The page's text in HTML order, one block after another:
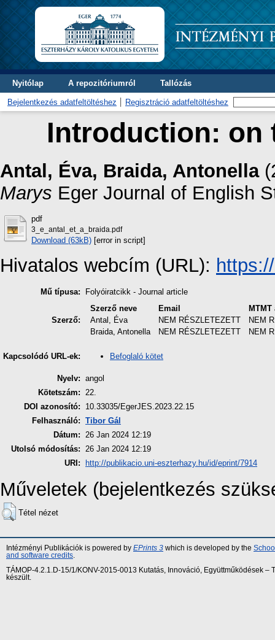
Nyitólap A repozitóriumról Tallózás
Bejelentkezés adatfeltöltéshez Regisztráció adatfeltöltéshez
Introduction: on
Antal, Éva, Braida, Antonella
Marys Eger Journal of English
pdf
3_e_antal_et_a_braida.pdf
Download (63kB) [error in script]
Hivatalos webcím (URL):
Mű típusa: Folyóiratcikk - Journal article
Szerző:
Szerző neve Email
Antal, Éva
NEM RÉSZLETEZETT
NEM
Braida, Antonella
NEM RÉSZLETEZETT NEM
Kapcsolódó URL-ek: Befoglaló kötet
Nyelv: angol
Kötetszám: 22.
DOI azonosító:
10.33035/EgerJES.2023.22.15
Felhasználó: Tibor Gál
Dátum: 26 Jan 2024 12:19
Utolsó módosítás: 26 Jan 2024 12:19
URI:
http://publikacio.uni-eszterhazy.hu/id/eprint/7914
Műveletek (bejelentkezés
Tétel nézet
Intézményi Publikációk is powered by EPrints 3 which is developed by the
and software credits
TÁMOP-4.2.1.D-15/1/KONV-2015-0013 Kutatás, Innováció, Együttműködések
készült.